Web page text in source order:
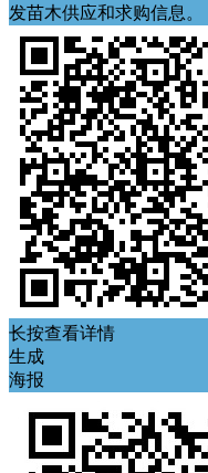
发苗木供应和求购信息。
长按查看详情
生成
海报